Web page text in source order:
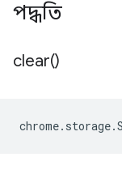
পদ্ধতি
clear()
chrome. storage.